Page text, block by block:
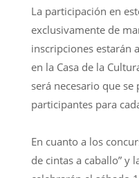
La participación en
exclusivamente de
inscripciones estarán
en la Casa de la
será necesario que
participantes para
En cuanto a los
de cintas a caballo” y